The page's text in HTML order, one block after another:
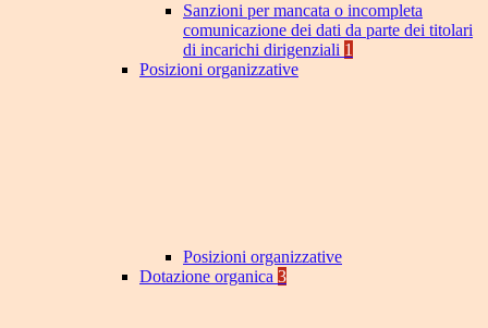
Sanzioni per mancata o incompleta
comunicazione dei dati da parte dei titolari
di incarichi dirigenziali 1
Posizioni organizzative
Posizioni organizzative
Dotazione organica 3